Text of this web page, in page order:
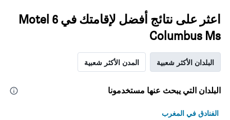
اعثر على نتائج أفضل لإقامتك في Motel 6
Columbus Ms
البلدان الأكثر شعبية المدن الأكثر شعبية
البلدان التي يبحث عنها مستخدمونا
الفنادق في المغرب